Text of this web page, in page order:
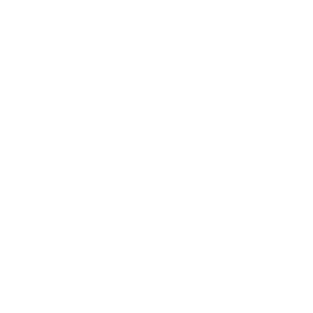
京的120多名学生，将在深圳与江门两地开展科创交流
年警讯的120名高中生，将与新会一中、梁启超
，或是成骨不全症患者、或是后天脊柱遭受创